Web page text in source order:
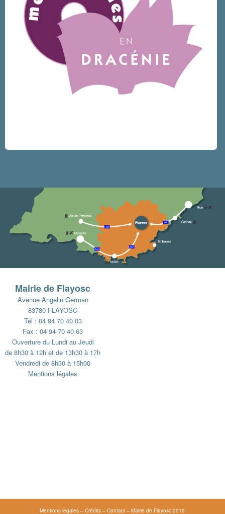
Mairie de Flayosc
Avenue Angelin German
83780 FLAYOSC
Tél : 04 94 70 40 03
Fax : 04 94 70 40 63
Ouverture du Lundi au Jeudi
de 8h30 à 12h et de 13h30 à 17h
Vendredi de 8h30 à 15h00
Mentions légales
Mentions légales –Crédits –Contact – Mairie de Flayosc 2019